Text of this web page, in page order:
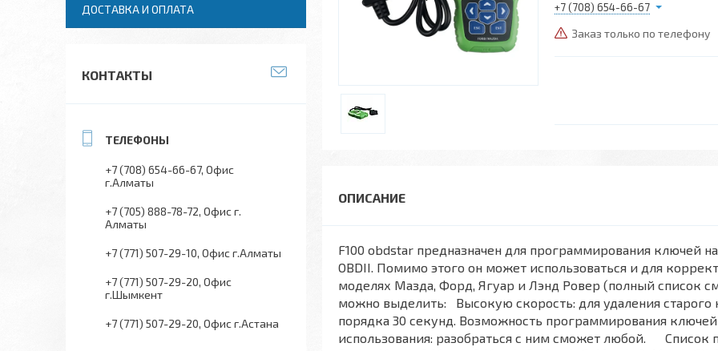
+7 (708) 654-66-67
Заказ только по телефону
F100 obdstar предназначен для программирования ключей
OBDII. Помимо этого он может использоваться и для
моделях Мазда, Форд, Ягуар и Лэнд Ровер (полный список
можно выделить: Высокую скорость: для удаления старого
порядка 30 секунд. Возможность программирования ключей
использования: разобраться с ним сможет любой.
ДОСТАВКА И ОПЛАТА
КОНТАКТЫ
+7 (708) 654-66-67 Офис
г.Алматы
+7 (705) 888-78-72 Офис г.
Алматы
+7 (771) 507-29-10 Офис г.Алматы
+7 (771) 507-29-20 Офис
г.Шымкент
+7 (771) 507-29-20 Офис г.Астана